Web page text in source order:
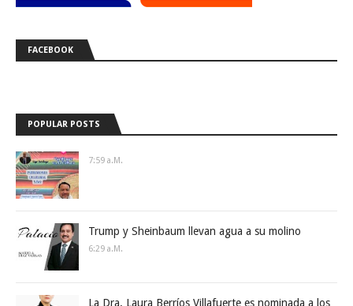
FACEBOOK
POPULAR POSTS
7:59 A.m.
Trump y Sheinbaum llevan agua a su molino
6:29 A.m.
La Dra. Laura Berríos Villafuerte es nominada a los